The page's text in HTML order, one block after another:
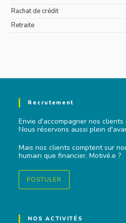
Rachat de crédit
Retraite
Recrutement
Envie d'accompagner nos
Nous réservons aussi plein
Mais nos clients comptent sur
humain que financier. Motivé.e ?
POSTULER
NOS ACTIVITÉS